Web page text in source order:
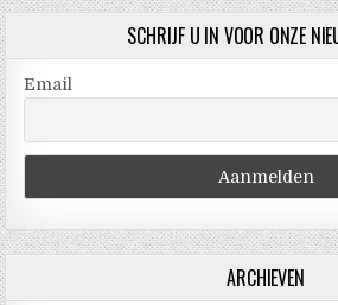
SCHRIJF U IN VOOR ONZE
Email
ARCHIEVEN